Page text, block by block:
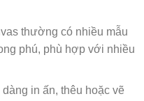
thường có nhiều mẫu
phú, phù hợp với nhiều
in ấn, thêu hoặc vẽ